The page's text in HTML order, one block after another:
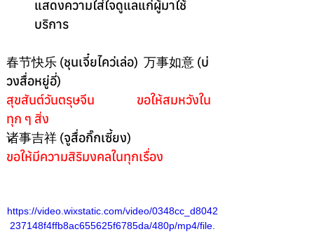
แสดงความใส่ใจดูแลแก่ผู้มาใช้
บริการ
春节快乐 (ชุนเจี๋ยไคว่เล่อ)  万事如意 (บ่
วงสื่อหยู่อี่)
สุขสันต์วันตรุษจีน               ขอให้สมหวังใน
ทุก ๆ สิ่ง
诸事吉祥 (จูสื่อกิ๊กเซี้ยง)
ขอให้มีความสิริมงคลในทุกเรื่อง
https://video.wixstatic.com/video/0348cc_d8042
237148f4ffb8ac655625f6785da/480p/mp4/file.